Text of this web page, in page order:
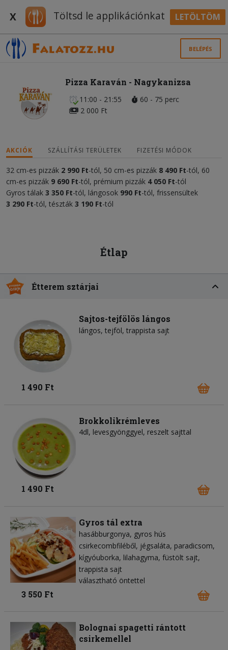
X Töltsd le applikációnkat LETÖLTÖM
BELÉPÉS
Pizza Karaván - Nagykanizsa
11:00 - 21:55
60 - 75 perc
2 000 Ft
AKCIÓK SZÁLLÍTÁSI TERÜLETEK FIZETÉSI MÓDOK
32 cm-es pizzák 2 990 Ft-tól, 50 cm-es pizzák 8 490 Ft-tól, 60
cm-es pizzák 9 690 Ft-tól, prémium pizzák 4 050 Ft-tól
Gyros tálak 3 350 Ft-tól, lángosok 990 Ft-tól, frissensültek
3 290 Ft-tól, tészták 3 190 Ft-tól
Étlap
Étterem sztárjai
Sajtos-tejfölös lángos
lángos tejföl trappista sajt
1 490 Ft
Brokkolikrémleves
4dl, levesgyönggyel, reszelt sajttal
1 490 Ft
Gyros tál extra
hasábburgonya gyros hús
csirkecombfiléből jégsaláta paradicsom
kígyóuborka lilahagyma füstölt sajt
trappista sajt
választható öntettel
3 550 Ft
Bolognai spagetti rántott
csirkemellel